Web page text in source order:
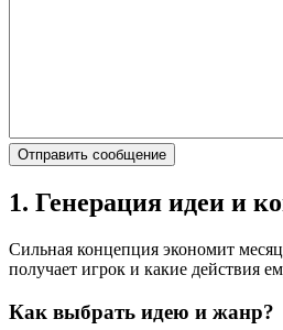
1. Генерация идеи и
Сильная концепция экономит
получает игрок и какие действия
Как выбрать идею и жанр?